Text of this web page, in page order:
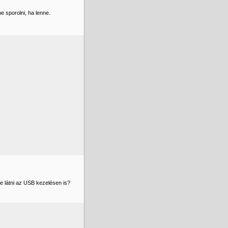
sporolni, ha lenne.
látni az USB kezelésen is?